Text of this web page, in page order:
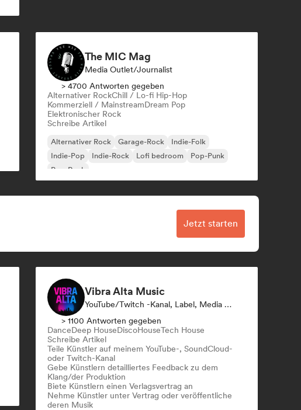
The MIC Mag
Media Outlet/Journalist
> 4700 Antworten gegeben
Alternativer RockChill / Lo-fi Hip-Hop
Kommerziell / MainstreamDream Pop
Elektronischer Rock
Schreibe Artikel
Alternativer Rock Garage-Rock
Indie-Folk
Indie-Pop
Indie-Rock Lofi bedroom
Pop-Punk
Pop-Rock
Jetzt starten
Vibra Alta Music
YouTube/Twitch -Kanal, Label, Media Outlet/Journalist, Verlag, Sound Experte
> 1100 Antworten gegeben
DanceDeep HouseDiscoHouseTech House
Schreibe Artikel
Teile Künstler auf meinem YouTube-, SoundCloud-
oder Twitch-Kanal
Gebe Künstlern detailliertes Feedback zu dem
Klang/der Produktion
Biete Künstlern einen Verlagsvertrag an
Nehme Künstler unter Vertrag oder veröffentliche
deren Musik